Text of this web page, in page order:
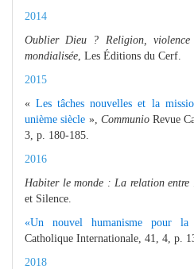
2014
Oublier Dieu ? Religion,
mondialisée , Les Éditions du Cerf.
2015
«Les tâches nouvelles et la
unième siècle », Communio Revue
3, p. 180-185.
2016
Habiter le monde : La relation entre
et Silence.
«Un nouvel humanisme pour
Catholique Internationale, 41, 4, p.
2018